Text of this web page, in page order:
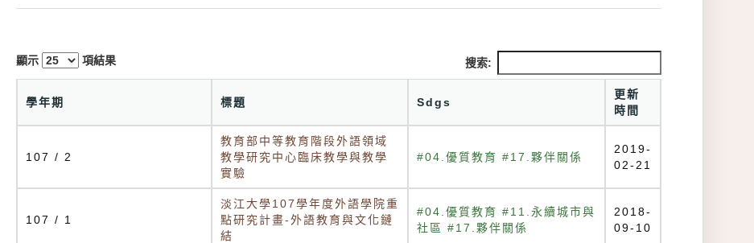
顯示 項結果 搜索:
學年期 標題 Sdgs
更新
時間
107 / 2
教育部中等教育階段外語領域
教學研究中心臨床教學與教學
實驗
#04.優質教育 #17.夥伴關係
2019-
02-21
107 / 1
淡江大學107學年度外語學院重
點研究計畫-外語教育與文化鏈
結
#04.優質教育 #11.永續城市與
社區 #17.夥伴關係
2018-
09-10